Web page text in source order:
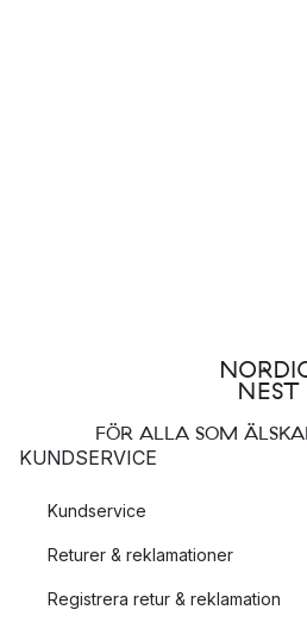
FÖR ALLA SOM
KUNDSERVICE
Kundservice
Returer & reklamationer
Registrera retur & reklamation